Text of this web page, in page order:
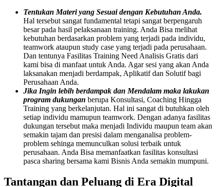
Tentukan Materi yang Sesuai dengan Kebutuhan Anda.
Hal tersebut sangat fundamental tetapi sangat berpengaruh
besar pada hasil pelaksanaan training. Anda Bisa melihat
kebutuhan berdasarkan problem yang terjadi pada individu,
teamwork ataupun study case yang terjadi pada perusahaan.
Dan tentunya Fasilitas Training Need Analisis Gratis dari
kami bisa di manfaat untuk Anda. Agar sesi yang akan Anda
laksanakan menjadi berdampak, Aplikatif dan Solutif bagi
Perusahaan Anda.
Jika Ingin lebih berdampak dan Mendalam maka lakukan
program dukungan berupa Konsultasi, Coaching Hingga
Training yang berkelanjutan. Hal ini sangat di butuhkan oleh
setiap individu mamupun teamwork. Dengan adanya fasilitas
dukungan tersebut maka menjadi Individu maupun team akan
semakin tajam dan presisi dalam menganalisa problem-
problem sehinga memunculkan solusi terbaik untuk
perusahaan. Anda Bisa memanfaatkan fasilitas konsultasi
pasca sharing bersama kami Bisnis Anda semakin mumpuni.
Tantangan dan Peluang di Era Digital